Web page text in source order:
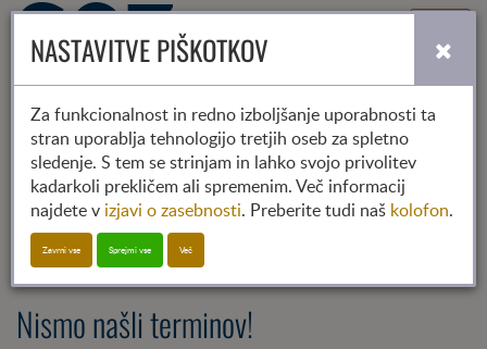
2023 2024
2025
01
02 03 04 05 06 07 08 09 10
Nismo našli terminov!
NASTAVITVE PIŠKOTKOV
Za funkcionalnost in redno izboljšanje uporabnosti ta
stran uporablja tehnologijo tretjih oseb za spletno
sledenje. S tem se strinjam in lahko svojo privolitev
kadarkoli prekličem ali spremenim. Več informacij
najdete v izjavi o zasebnosti. Preberite tudi naš kolofon.
Zavrni vse Sprejmi vse Več